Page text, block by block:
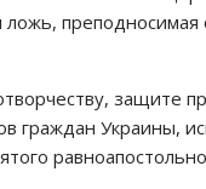
ложь,
защите
граждан Украины,